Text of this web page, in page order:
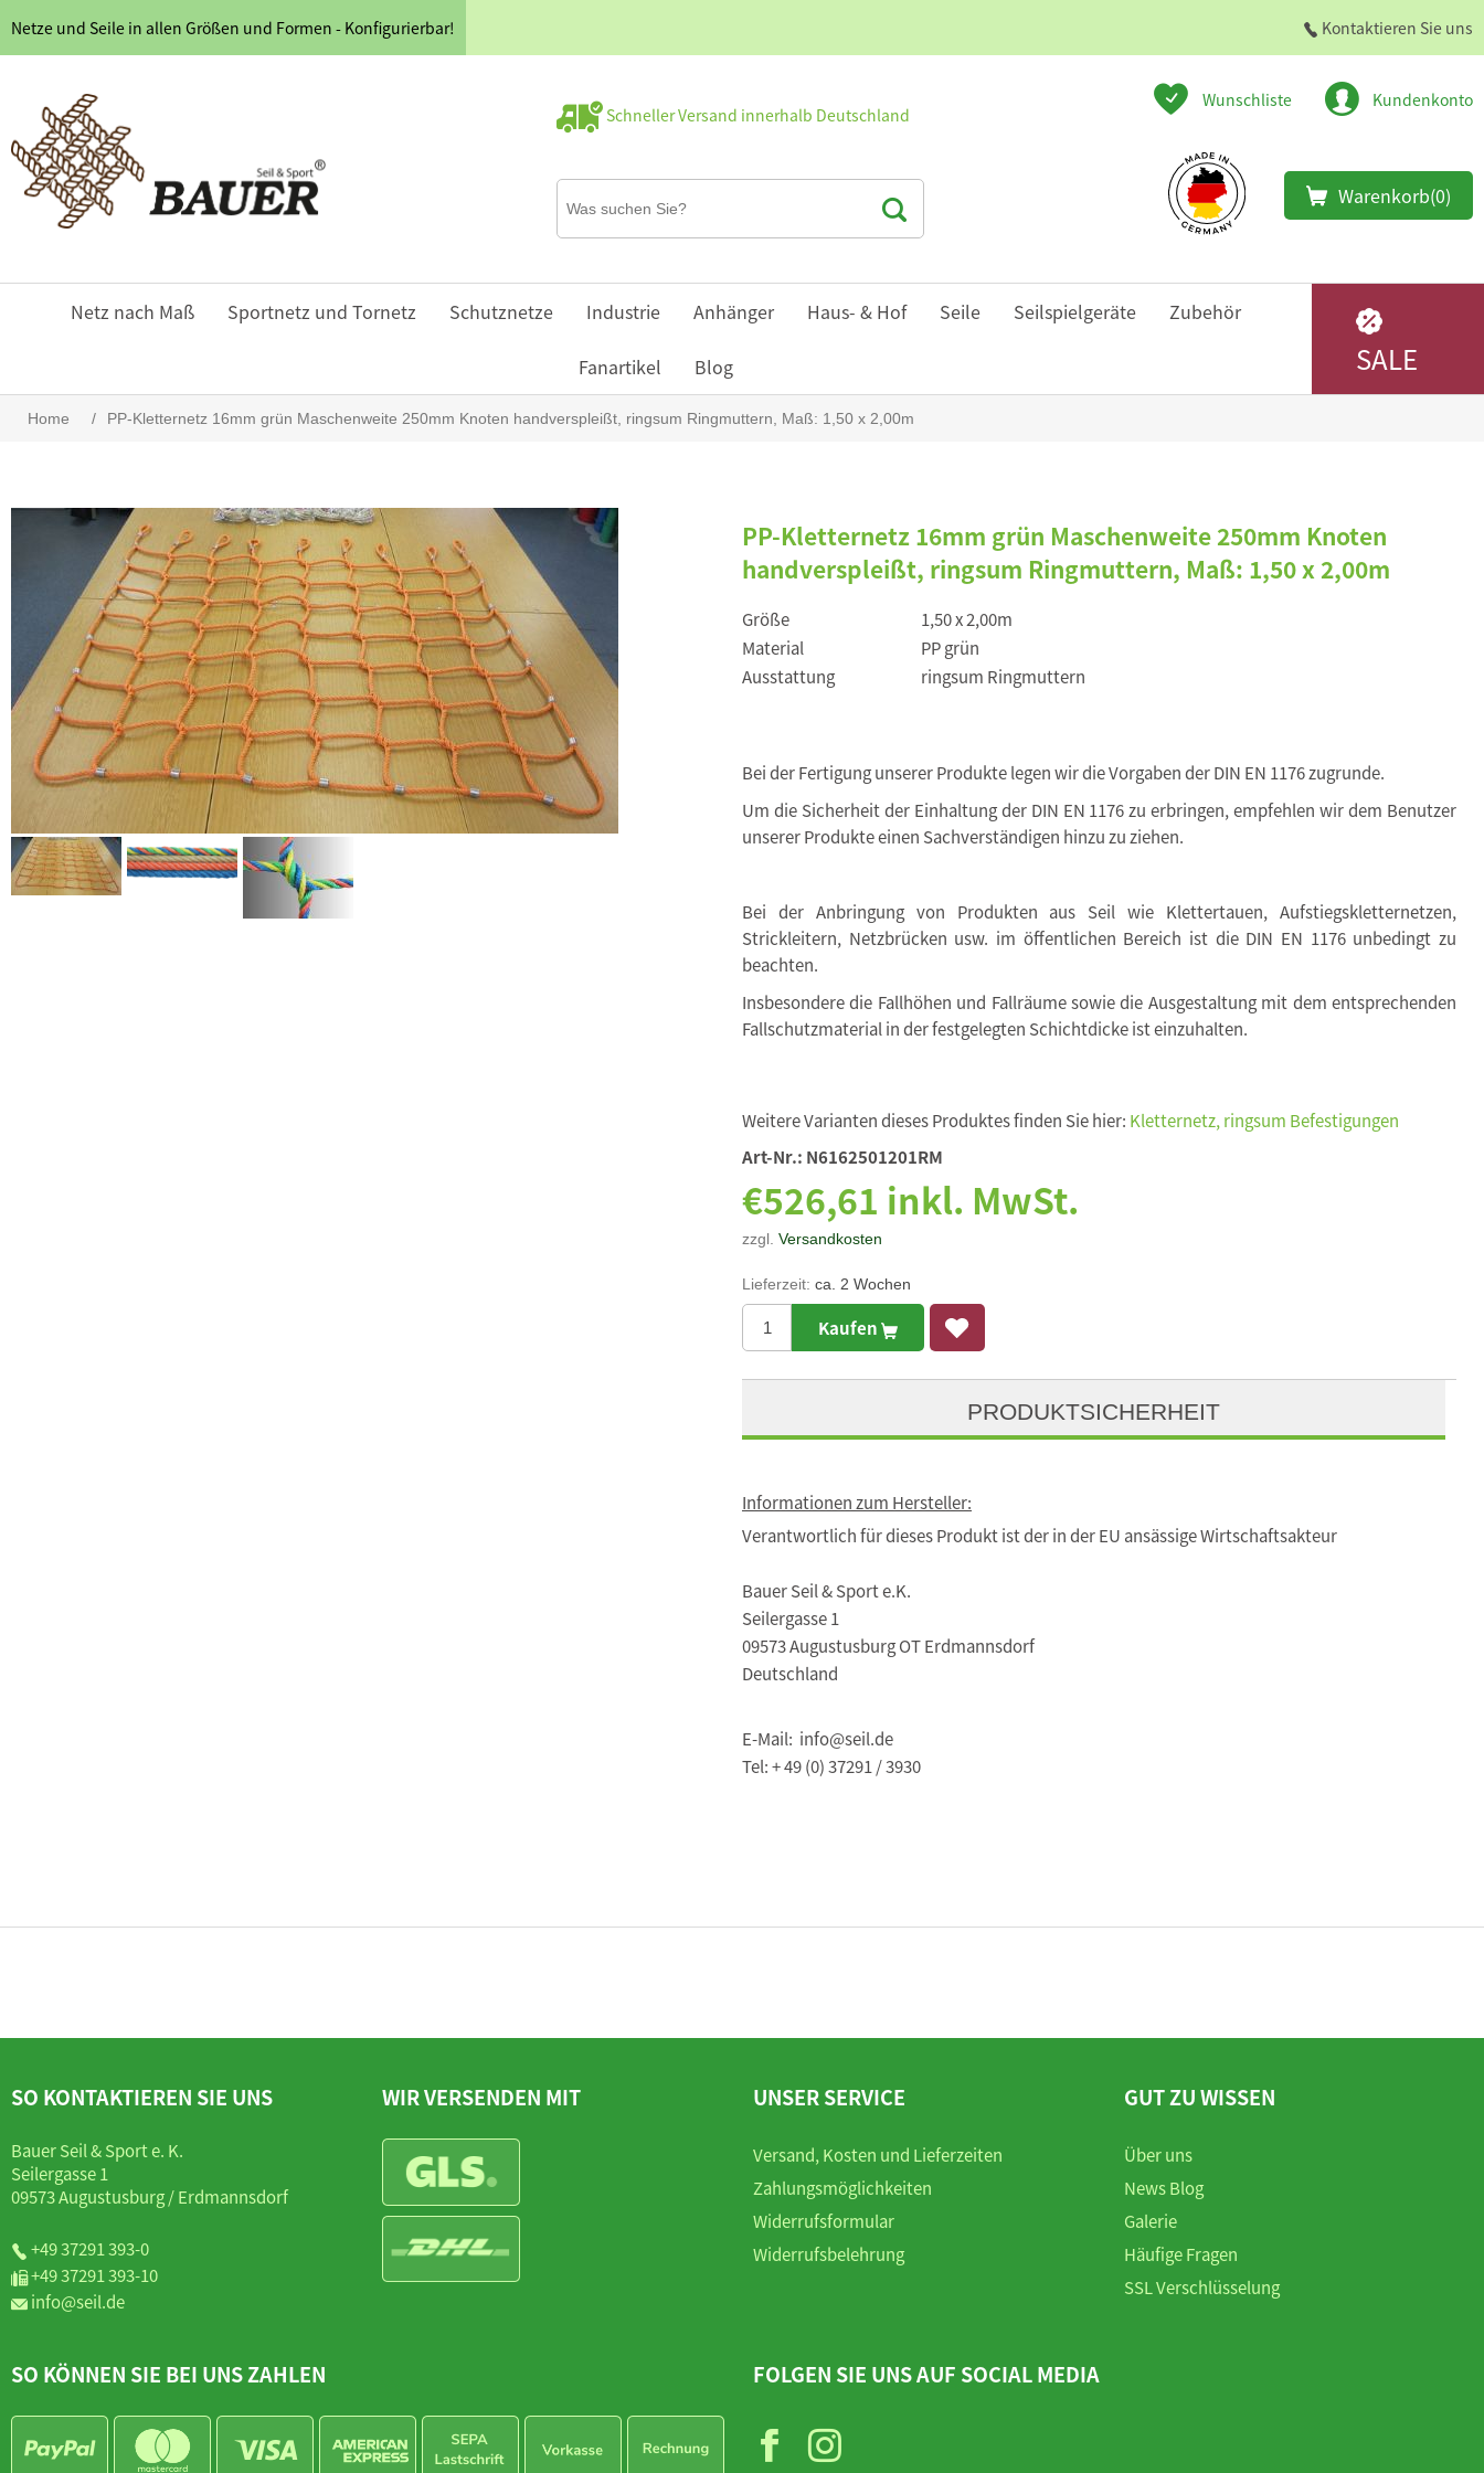
Netze und Seile in allen Größen und Formen - Konfigurierbar! Kontaktieren Sie uns
Schneller Versand innerhalb Deutschland
Wunschliste Kundenkonto
Warenkorb(0)
Netz nach Maß Sportnetz und Tornetz Schutznetze Industrie Anhänger Haus- & Hof Seile Seilspielgeräte Zubehör
Fanartikel Blog SALE
Home / PP-Kletternetz 16mm grün Maschenweite 250mm Knoten handverspleißt, ringsum Ringmuttern, Maß: 1,50 x 2,00m
PP-Kletternetz 16mm grün Maschenweite 250mm Knoten
handverspleißt, ringsum Ringmuttern, Maß: 1,50 x 2,00m
Größe
1,50 x 2,00m
Material
PP grün
Ausstattung
ringsum Ringmuttern
Bei der Fertigung unserer Produkte legen wir die Vorgaben der DIN EN 1176 zugrunde.
Um die Sicherheit der Einhaltung der DIN EN 1176 zu erbringen, empfehlen wir dem Benutzer
unserer Produkte einen Sachverständigen hinzu zu ziehen.
Bei der Anbringung von Produkten aus Seil wie Klettertauen, Aufstiegskletternetzen,
Strickleitern, Netzbrücken usw. im öffentlichen Bereich ist die DIN EN 1176 unbedingt zu
beachten.
Insbesondere die Fallhöhen und Fallräume sowie die Ausgestaltung mit dem entsprechenden
Fallschutzmaterial in der festgelegten Schichtdicke ist einzuhalten.
Weitere Varianten dieses Produktes finden Sie hier: Kletternetz, ringsum Befestigungen
Art-Nr.: N6162501201RM
€526,61 inkl. MwSt.
zzgl. Versandkosten
Lieferzeit: ca. 2 Wochen
Kaufen
PRODUKTSICHERHEIT
Informationen zum Hersteller:
Verantwortlich für dieses Produkt ist der in der EU ansässige Wirtschaftsakteur
Bauer Seil & Sport e.K.
Seilergasse 1
09573 Augustusburg OT Erdmannsdorf
Deutschland
E-Mail: info@seil.de
Tel: + 49 (0) 37291 / 3930
SO KONTAKTIEREN SIE UNS
Bauer Seil & Sport e. K.
Seilergasse 1
09573 Augustusburg / Erdmannsdorf
+49 37291 393-0
+49 37291 393-10
info@seil.de
WIR VERSENDEN MIT UNSER SERVICE
Versand, Kosten und Lieferzeiten
Zahlungsmöglichkeiten
Widerrufsformular
Widerrufsbelehrung
GUT ZU WISSEN
Über uns
News Blog
Galerie
Häufige Fragen
SSL Verschlüsselung
SO KÖNNEN SIE BEI UNS ZAHLEN FOLGEN SIE UNS AUF SOCIAL MEDIA